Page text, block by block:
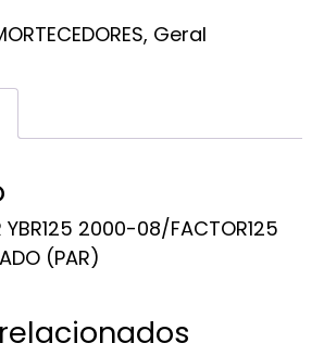
, Geral
YBR125 2000-08/FACTOR125
(PAR)